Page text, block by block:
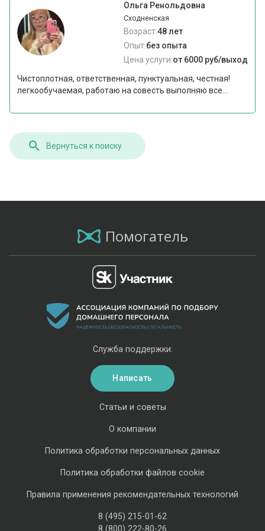
Ольга Ренольдовна
Сходненская
Возраст:48 лет
Опыт:без опыта
Цена услуги:от 6000 руб/выход
Чистоплотная, ответственная, пунктуальная, честная!
легкообучаемая, работаю на совесть выполняю все...
Вернуться к поиску
Помогатель
Статьи и советы
О компании
Политика обработки персональных данных
Политика обработки файлов cookie
Правила применения рекомендательных технологий
8 (495) 215-01-62
8 (800) 222-80-26
Служба поддержки:
Написать